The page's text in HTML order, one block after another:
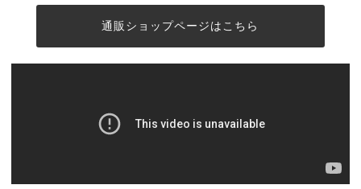
通販ショップページはこちら